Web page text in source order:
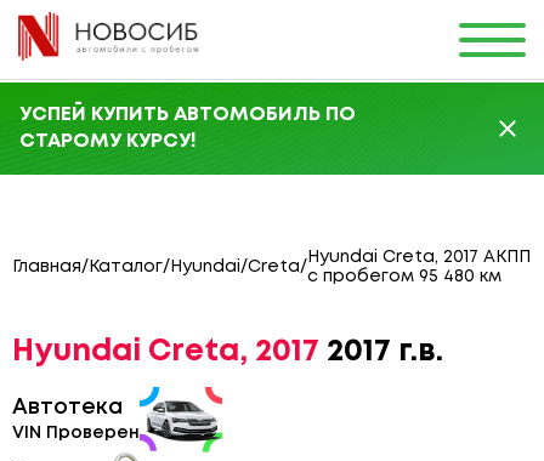
УСПЕЙ КУПИТЬ АВТОМОБИЛЬ ПО
СТАРОМУ КУРСУ!
Главная/ Каталог/ Hyundai/Creta/
Hyundai Creta, 2017 АКПП
с пробегом 95 480 км
Hyundai Creta, 2017 2017 г.в.
Автотека
VIN Проверен